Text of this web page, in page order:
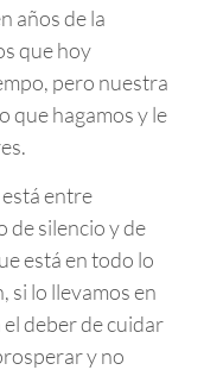
años de la
que hoy
pero nuestra
que hagamos y le
entre
de silencio y de
está en todo lo
si lo llevamos en
deber de cuidar
y no